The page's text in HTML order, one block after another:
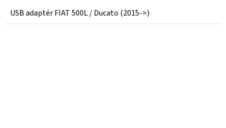
USB adaptér FIAT 500L / Ducato (2015->)